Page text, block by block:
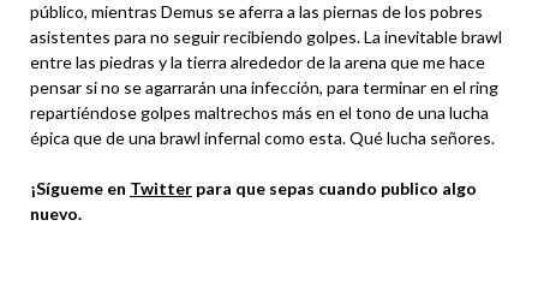
público, mientras Demus se aferra a las piernas de los pobres
asistentes para no seguir recibiendo golpes. La inevitable brawl
entre las piedras y la tierra alrededor de la arena que me hace
pensar si no se agarrarán una infección, para terminar en el ring
repartiéndose golpes maltrechos más en el tono de una lucha
épica que de una brawl infernal como esta. Qué lucha señores.
¡Sígueme en Twitter para que sepas cuando publico algo
nuevo.